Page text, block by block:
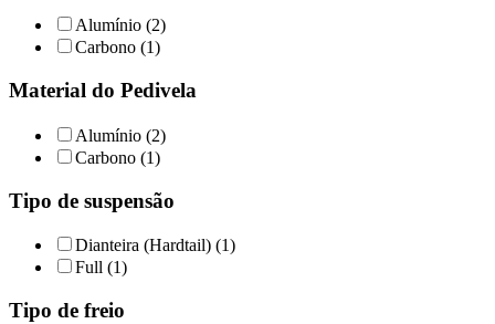
Alumínio (2)
Carbono (1)
Material do Pedivela
Alumínio (2)
Carbono (1)
Tipo de suspensão
Dianteira (Hardtail) (1)
Full (1)
Tipo de freio